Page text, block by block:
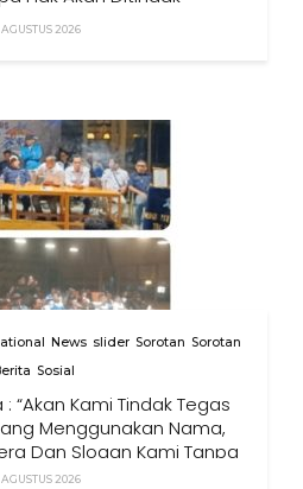
AGUSTUS 2026
News slider Sorotan Sorotan
Sosial
: “Akan Kami Tindak Tegas
Menggunakan Nama,
Dan Slogan Kami Tanpa
Izin”
AGUSTUS 2026